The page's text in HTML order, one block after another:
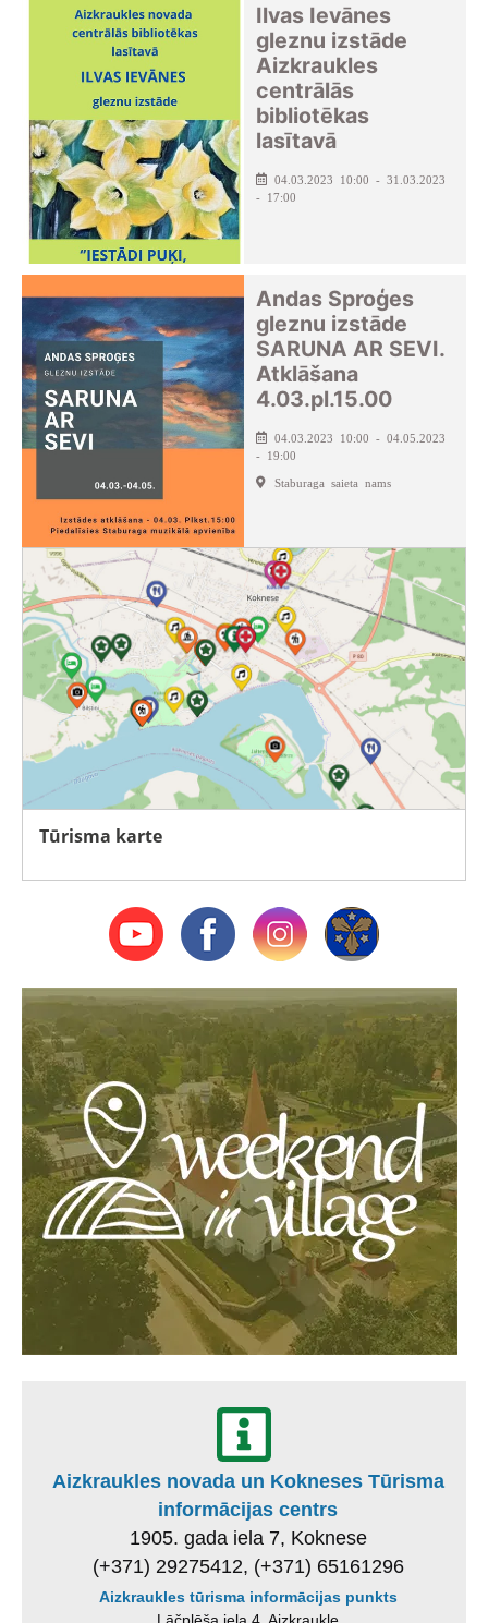
Ilvas Ievānes
gleznu izstāde
Aizkraukles
centrālās
bibliotēkas
lasītavā
04.03.2023 10:00 - 31.03.2023
- 17:00
Andas Sproģes
gleznu izstāde
SARUNA AR SEVI.
Atklāšana
4.03.pl.15.00
04.03.2023 10:00 - 04.05.2023
- 19:00
Staburaga saieta nams
Tūrisma karte
Aizkraukles novada un Kokneses Tūrisma
informācijas centrs
1905. gada iela 7, Koknese
(+371) 29275412, (+371) 65161296
Aizkraukles tūrisma informācijas punkts
Lāčplēša iela 4, Aizkraukle